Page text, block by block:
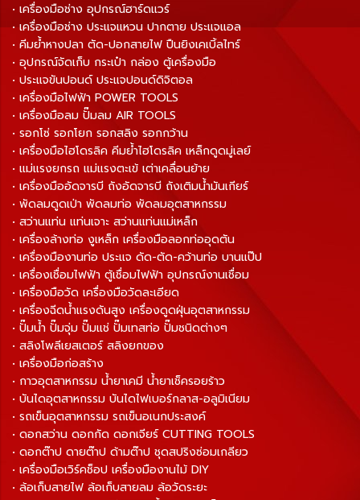
• เครื่องมือช่าง อุปกรณ์ฮาร์ดแวร์
• เครื่องมือช่าง ประแจแหวน ปากตาย ประแจแอล
• คีมย้ำหางปลา ตัด-ปอกสายไฟ ปืนยิงเคเบิ้ลไทร์
• อุปกรณ์จัดเก็บ กระเป๋า กล่อง ตู้เครื่องมือ
• ประแจขันปอนด์ ประแจปอนด์ดิจิตอล
• เครื่องมือไฟฟ้า POWER TOOLS
• เครื่องมือลม ปั๊มลม AIR TOOLS
• รอกโซ่ รอกโยก รอกสลิง รอกกว้าน
• เครื่องมือไฮโดรลิค คีมย้ำไฮโดรลิค เหล็กดูดมู่เลย์
• แม่แรงยกรถ แม่แรงตะเข้ เต่าเคลื่อนย้าย
• เครื่องมืออัดจารบี ถังอัดจารบี ถังเติมน้ำมันเกียร์
• พัดลมดูดเป่า พัดลมท่อ พัดลมอุตสาหกรรม
• สว่านแท่น แท่นเจาะ สว่านแท่นแม่เหล็ก
• เครื่องล้างท่อ งูเหล็ก เครื่องมือลอกท่ออุดตัน
• เครื่องมืองานท่อ ประแจ ดัด-ตัด-คว้านท่อ บานแป๊ป
• เครื่องเชื่อมไฟฟ้า ตู้เชื่อมไฟฟ้า อุปกรณ์งานเชื่อม
• เครื่องมือวัด เครื่องมือวัดละเอียด
• เครื่องฉีดน้ำแรงดันสูง เครื่องดูดฝุ่นอุตสาหกรรม
• ปั๊มน้ำ ปั๊มจุ่ม ปั๊มแช่ ปั๊มเทสท่อ ปั๊มชนิดต่างๆ
• สลิงโพลีเยสเตอร์ สลิงยกของ
• เครื่องมือก่อสร้าง
• กาวอุตสาหกรรม น้ำยาเคมี น้ำยาเช็ครอยร้าว
• บันไดอุตสาหกรรม บันไดไฟเบอร์กลาส-อลูมิเนียม
• รถเข็นอุตสาหกรรม รถเข็นอเนกประสงค์
• ดอกสว่าน ดอกกัด ดอกเจียร์ CUTTING TOOLS
• ดอกต๊าป ดายต๊าป ด้ามต๊าป ชุดสปริงซ่อมเกลียว
• เครื่องมือเวิร์คช็อป เครื่องมืองานไม้ DIY
• ล้อเก็บสายไฟ ล้อเก็บสายลม ล้อวัดระยะ